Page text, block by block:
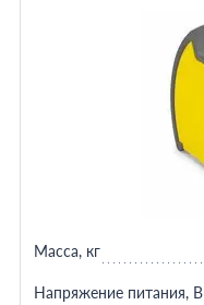
Масса, кг
Напряжение питания, В